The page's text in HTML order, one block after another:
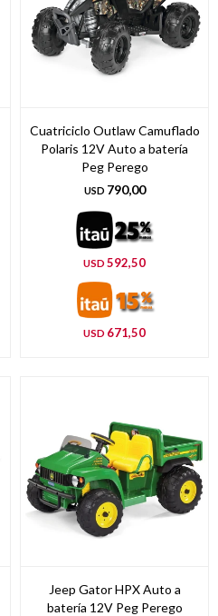
Cuatriciclo Outlaw Camuflado
Polaris 12V Auto a batería
Peg Perego
USD 790,00
USD 592,50
USD 671,50
Jeep Gator HPX Auto a
batería 12V Peg Perego